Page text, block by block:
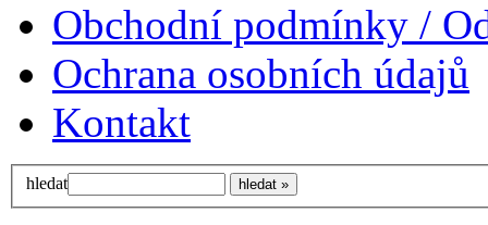
Obchodní podmínky /
Ochrana osobních údajů
Kontakt
hledat